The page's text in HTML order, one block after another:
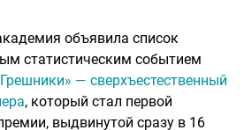
объявила список
статистическим событием
— сверхъестественный
, который стал первой
выдвинутой сразу в 16